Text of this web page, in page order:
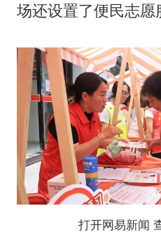
场还设置了便民志愿
打开网易新闻